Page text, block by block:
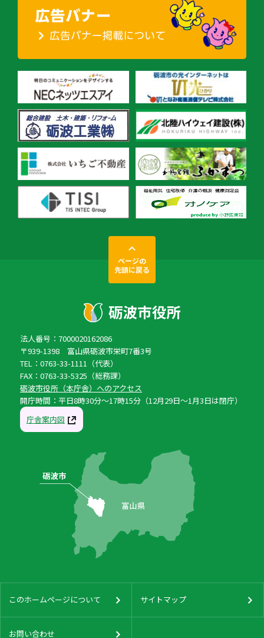
ページの
先頭に戻る
法人番号：7000020162086
〒939-1398 富山県砺波市栄町7番3号
TEL：0763-33-1111（代表）
FAX：0763-33-5325（総務課）
砺波市役所（本庁舎）へのアクセス
開庁時間：平日8時30分〜17時15分（12月29日〜1月3日は閉庁）
庁舎案内図
このホームページについて サイトマップ
お問い合わせ